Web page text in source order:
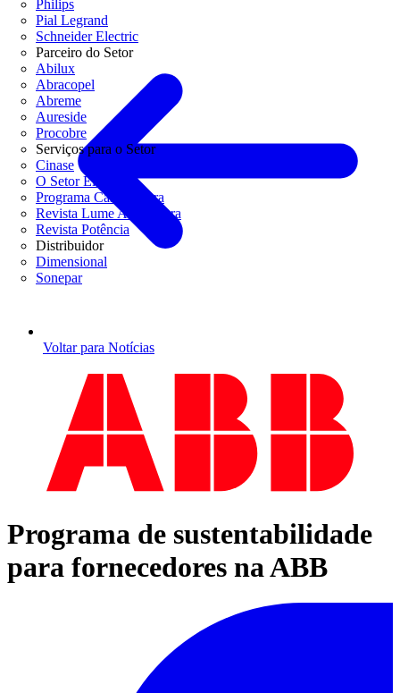
Philips
Pial Legrand
Schneider Electric
Parceiro do Setor
Abilux
Abracopel
Abreme
Aureside
Procobre
Serviços para o Setor
Cinase
O Setor Elétrico
Programa Casa Segura
Revista Lume Arquitetura
Revista Potência
Distribuidor
Dimensional
Sonepar
Voltar para Notícias
Programa de sustentabilidade
para fornecedores na ABB